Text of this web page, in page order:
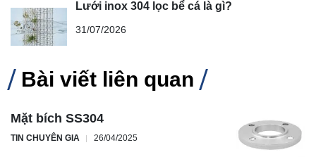
Lưới inox 304 lọc bể cá là gì?
31/07/2026
Bài viết liên quan
Mặt bích SS304
TIN CHUYÊN GIA 26/04/2025